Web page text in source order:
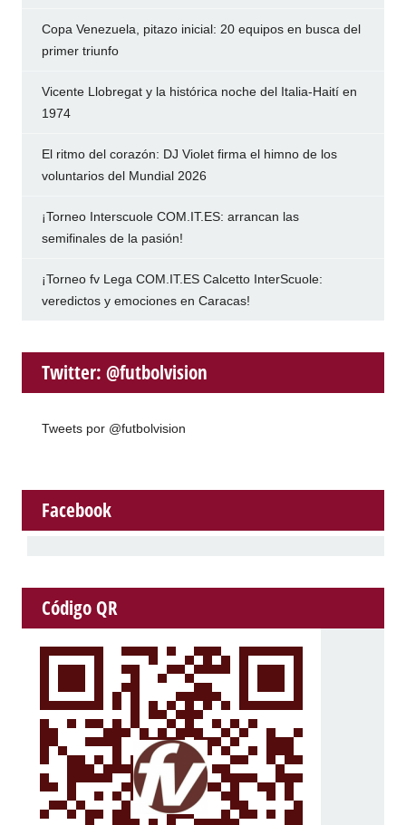
Copa Venezuela, pitazo inicial: 20 equipos en busca del
primer triunfo
Vicente Llobregat y la histórica noche del Italia-Haití en
1974
El ritmo del corazón: DJ Violet firma el himno de los
voluntarios del Mundial 2026
¡Torneo Interscuole COM.IT.ES: arrancan las
semifinales de la pasión!
¡Torneo fv Lega COM.IT.ES Calcetto InterScuole:
veredictos y emociones en Caracas!
Twitter: @futbolvision
Tweets por @futbolvision
Facebook
Código QR